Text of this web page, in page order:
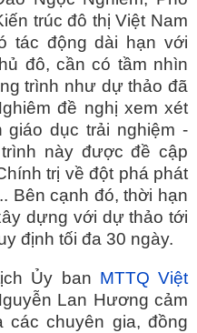
trúc đô thị Việt Nam
tác động dài hạn với
đô, cần có tầm nhìn
trình như dự thảo đã
đề nghị xem xét
giáo dục trải nghiệm -
này được đề cập
trị về đột phá phát
Bên cạnh đó, thời hạn
dựng với dự thảo tới
định tối đa 30 ngày.
Ủy ban MTTQ Việt
Lan Hương cảm
chuyên gia, đồng